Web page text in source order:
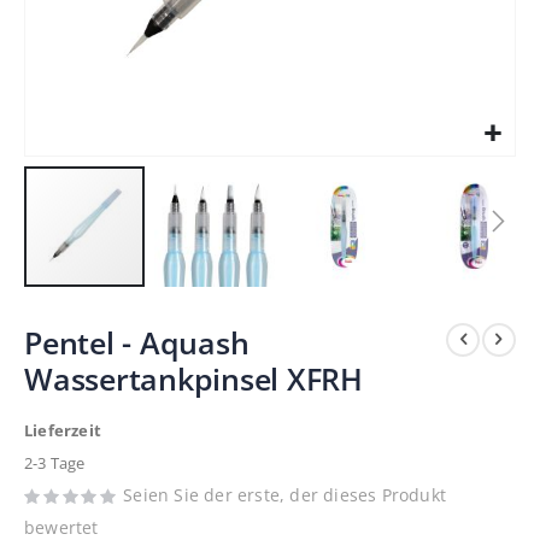
Anfang
der
springen
Pentel - Aquash
Wassertankpinsel XFRH
Lieferzeit
2-3 Tage
Seien Sie der erste, der dieses Produkt
bewertet